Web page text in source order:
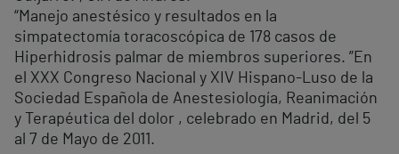
“Manejo anestésico y resultados en la
simpatectomía toracoscópica de 178 casos de
Hiperhidrosis palmar de miembros superiores. ”En
el XXX Congreso Nacional y XIV Hispano-Luso de la
Sociedad Española de Anestesiología, Reanimación
y Terapéutica del dolor , celebrado en Madrid, del 5
al 7 de Mayo de 2011.